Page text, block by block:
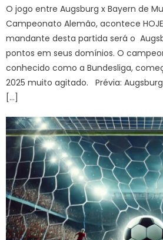
O jogo entre Augsburg x Bayern de
Campeonato Alemão, acontece
mandante desta partida será o
pontos em seus domínios. O
conhecido como a Bundesliga,
2025 muito agitado. Prévia:
[…]